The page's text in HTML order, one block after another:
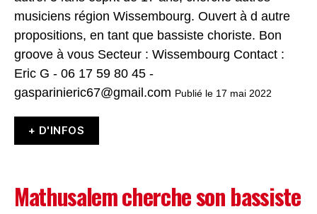
musiciens région Wissembourg. Ouvert à d autre
propositions, en tant que bassiste choriste. Bon
groove à vous Secteur : Wissembourg Contact :
Eric G - 06 17 59 80 45 -
gasparinieric67@gmail.com Publié le 17 mai 2022
+ D'INFOS
Mathusalem cherche son bassiste